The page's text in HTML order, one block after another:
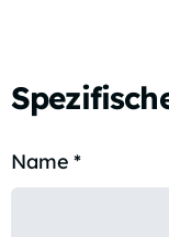
Name *